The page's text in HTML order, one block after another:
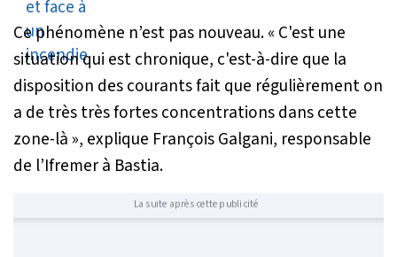
Ce phénomène n’est pas nouveau.« C'est une
situation qui est chronique, c'est-à-dire que la
disposition des courants fait que régulièrement on
a de très très fortes concentrations dans cette
zone-là », explique François Galgani, responsable
de l’Ifremer à Bastia.
La suite après cette publicité